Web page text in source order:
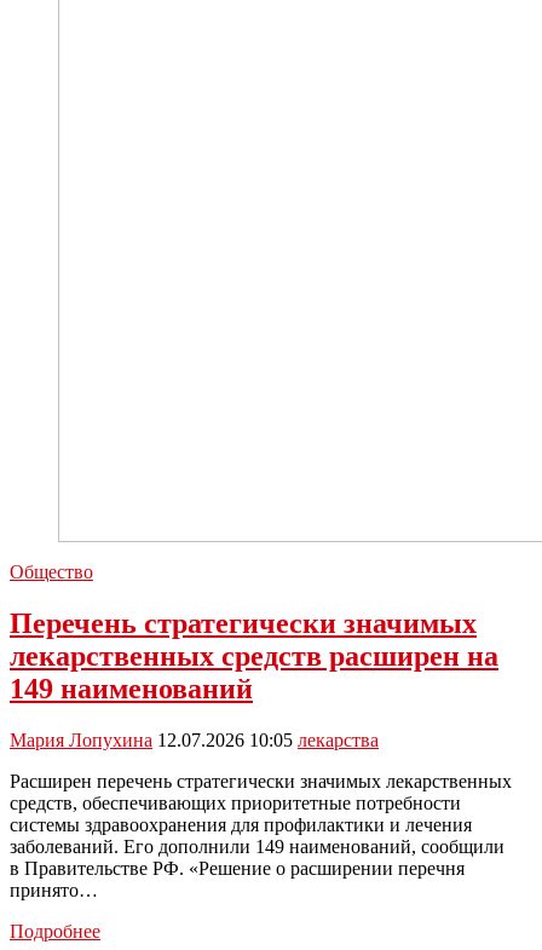
Общество
Перечень стратегически значимых
лекарственных средств расширен на
149 наименований
Мария Лопухина 12.07.2026 10:05 лекарства
Расширен перечень стратегически значимых лекарственных
средств, обеспечивающих приоритетные потребности
системы здравоохранения для профилактики и лечения
заболеваний. Его дополнили 149 наименований, сообщили
в Правительстве РФ. «Решение о расширении перечня
принято…
ПодробнееПеречень